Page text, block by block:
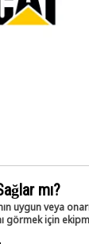
mı?
uygun veya
görmek için